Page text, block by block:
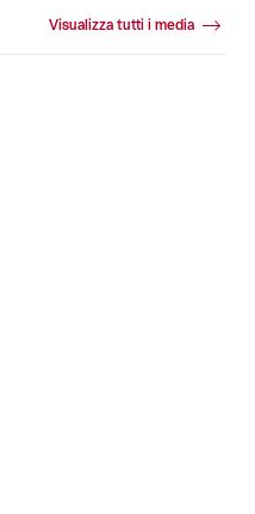
Visualizza tutti i media